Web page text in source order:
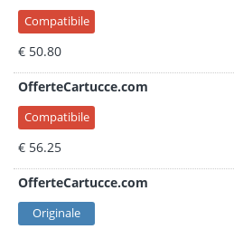
Compatibile
€ 50.80
OfferteCartucce.com
Compatibile
€ 56.25
OfferteCartucce.com
Originale